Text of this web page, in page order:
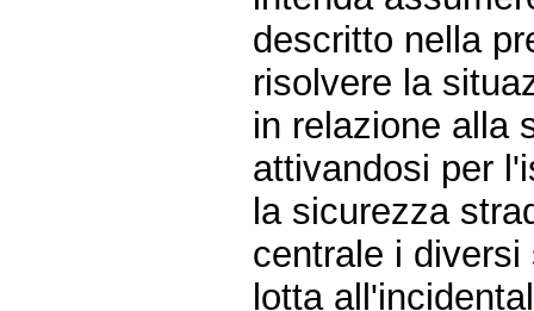
descritto nella
risolvere la
in relazione alla
attivandosi per
la sicurezza
centrale i
lotta